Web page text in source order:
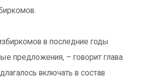
в последние годы
предложения, – говорит глава
включать в состав